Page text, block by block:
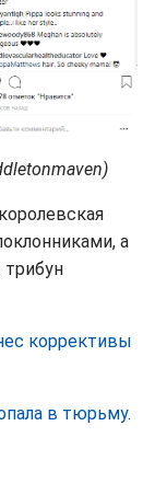
а
коррективы
в тюрьму.